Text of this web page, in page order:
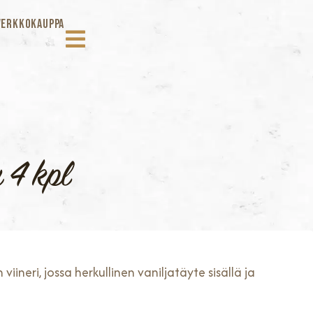
4 kpl
jossa herkullinen vaniljatäyte sisällä ja